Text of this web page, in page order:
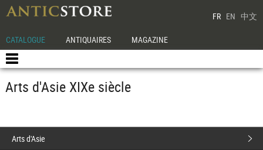
FR EN 中文
CATALOGUE ANTIQUAIRES MAGAZINE
Arts d'Asie XIXe siècle
Arts d'Asie